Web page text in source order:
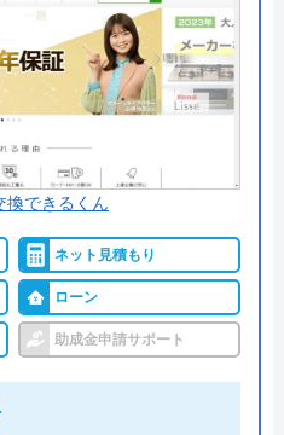
イトで
を見る
イフワン
ング14階（私書箱5022号）
換できるくん
ネット見積もり
ローン
助成金申請サポート